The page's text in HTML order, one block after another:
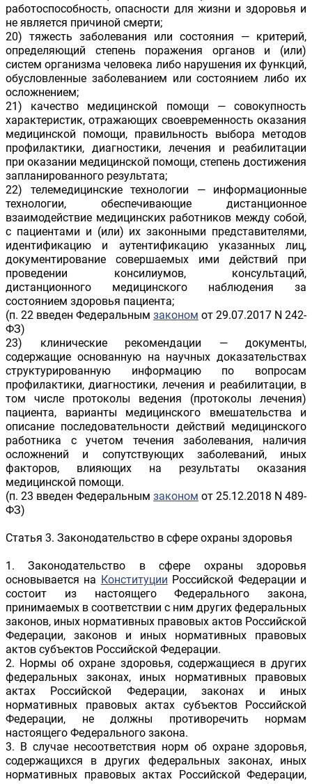
работоспособность, опасности для жизни и здоровья и
не является причиной смерти;
20) тяжесть заболевания или состояния — критерий,
определяющий степень поражения органов и (или)
систем организма человека либо нарушения их функций,
обусловленные заболеванием или состоянием либо их
осложнением;
21) качество медицинской помощи — совокупность
характеристик, отражающих своевременность оказания
медицинской помощи, правильность выбора методов
профилактики, диагностики, лечения и реабилитации
при оказании медицинской помощи, степень достижения
запланированного результата;
22) телемедицинские технологии — информационные
технологии, обеспечивающие дистанционное
взаимодействие медицинских работников между собой,
с пациентами и (или) их законными представителями,
идентификацию и аутентификацию указанных лиц,
документирование совершаемых ими действий при
проведении консилиумов, консультаций,
дистанционного медицинского наблюдения за
состоянием здоровья пациента;
(п. 22 введен Федеральным законом от 29.07.2017 N 242-
ФЗ)
23) клинические рекомендации — документы,
содержащие основанную на научных доказательствах
структурированную информацию по вопросам
профилактики, диагностики, лечения и реабилитации, в
том числе протоколы ведения (протоколы лечения)
пациента, варианты медицинского вмешательства и
описание последовательности действий медицинского
работника с учетом течения заболевания, наличия
осложнений и сопутствующих заболеваний, иных
факторов, влияющих на результаты оказания
медицинской помощи.
(п. 23 введен Федеральным законом от 25.12.2018 N 489-
ФЗ)
Статья 3. Законодательство в сфере охраны здоровья
1. Законодательство в сфере охраны здоровья
основывается на Конституции Российской Федерации и
состоит из настоящего Федерального закона,
принимаемых в соответствии с ним других федеральных
законов, иных нормативных правовых актов Российской
Федерации, законов и иных нормативных правовых
актов субъектов Российской Федерации.
2. Нормы об охране здоровья, содержащиеся в других
федеральных законах, иных нормативных правовых
актах Российской Федерации, законах и иных
нормативных правовых актах субъектов Российской
Федерации, не должны противоречить нормам
настоящего Федерального закона.
3. В случае несоответствия норм об охране здоровья,
содержащихся в других федеральных законах, иных
нормативных правовых актах Российской Федерации,